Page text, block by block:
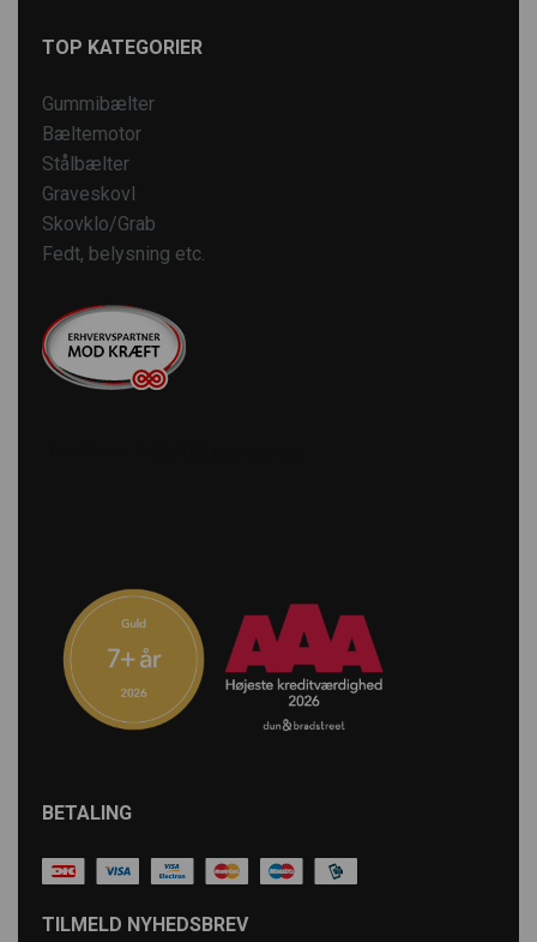
TOP KATEGORIER
Gummibælter
Bæltemotor
Stålbælter
Graveskovl
Skovklo/Grab
Fedt, belysning etc.
BETALING
TILMELD NYHEDSBREV